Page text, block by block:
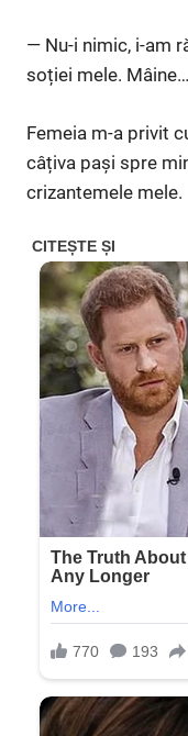
— Nu-i nimic, i-am
soției mele.
Femeia m-a privit
câțiva pași spre
crizantemele mele.